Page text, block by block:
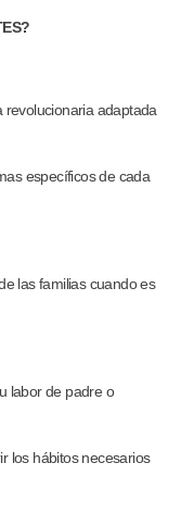
revolucionaria adaptada
específicos de cada
las familias cuando es
labor de padre o
los hábitos necesarios